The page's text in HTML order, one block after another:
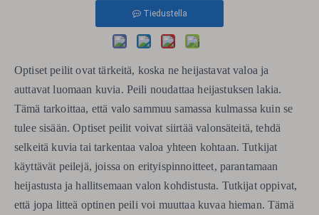
Tiedustella
Optiset peilit ovat tärkeitä, koska ne heijastavat valoa ja
auttavat luomaan kuvia. Peili noudattaa heijastuksen lakia.
Tämä tarkoittaa, että valo sammuu samassa kulmassa kuin se
tulee sisään. Optiset peilit voivat siirtää valonsäteitä, tehdä
selkeitä kuvia tai tarkentaa valoa yhteen kohtaan. Tutkijat
käyttävät peilejä, joissa on erityispinnoitteet, parantamaan
heijastusta ja hallitsemaan valon kohdistusta. Tutkijat oppivat,
että jopa litteä optinen peili voi muuttaa kuvaa hieman. Tämä